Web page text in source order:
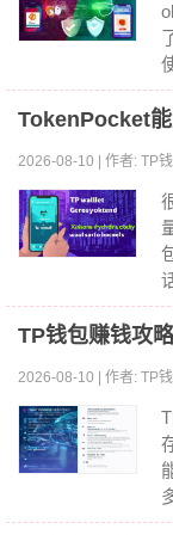
TokenPocket
2026-08-10 | 作者: TP钱
TP钱包赚钱攻
2026-08-10 | 作者: TP钱